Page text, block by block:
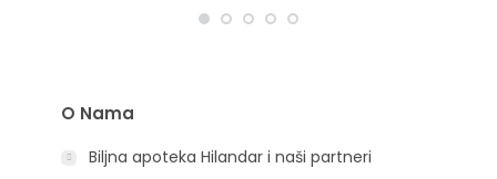
O Nama
Biljna apoteka Hilandar i naši partneri